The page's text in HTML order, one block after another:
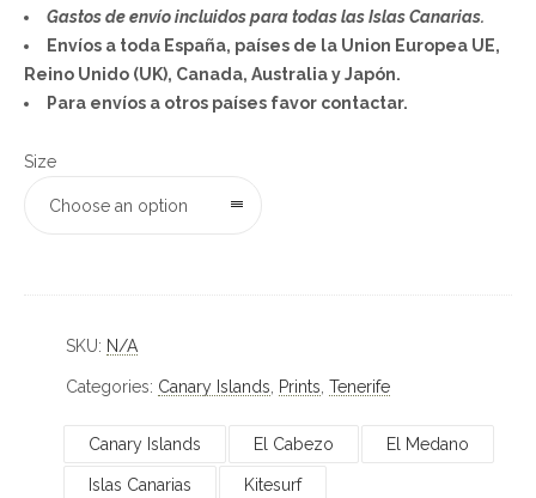
Gastos de envío incluidos para todas las Islas Canarias.
Envíos a toda España, países de la Union Europea UE,
Reino Unido (UK), Canada, Australia y Japón.
Para envíos a otros países favor contactar.
Size
Choose an option
SKU: N/A
Categories: Canary Islands, Prints, Tenerife
Canary Islands El Cabezo El Medano
Islas Canarias Kitesurf